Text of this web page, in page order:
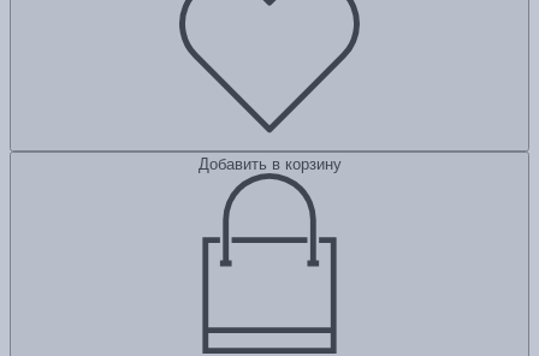
Добавить в корзину